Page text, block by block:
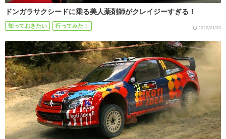
ドンガラサクシードに乗る美人薬剤師がクレイジーすぎる！
知っておきたい 行ってみた！ 2020/01/20